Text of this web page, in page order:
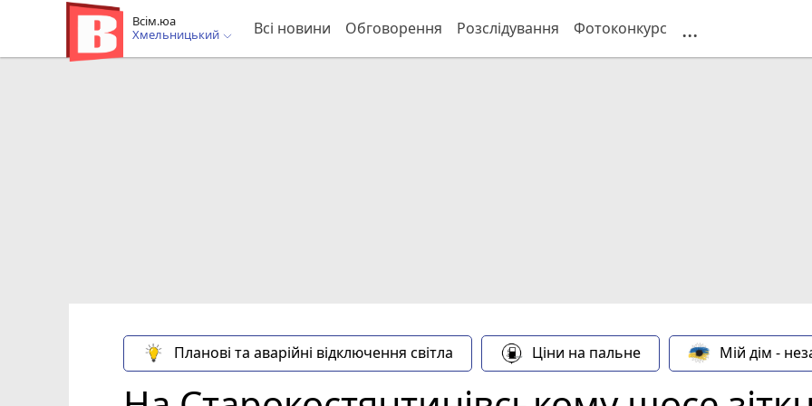
Всім.юа
Хмельницький
Всі новини Обговорення Розслідування Фотоконкурс ...
Планові та аварійні відключення світла Ціни на пальне Мій дім -